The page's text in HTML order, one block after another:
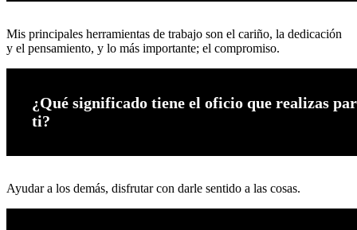
Mis principales herramientas de trabajo son el cariño, la dedicación
y el pensamiento, y lo más importante; el compromiso.
¿Qué significado tiene el oficio que realizas
ti?
Ayudar a los demás, disfrutar con darle sentido a las cosas.